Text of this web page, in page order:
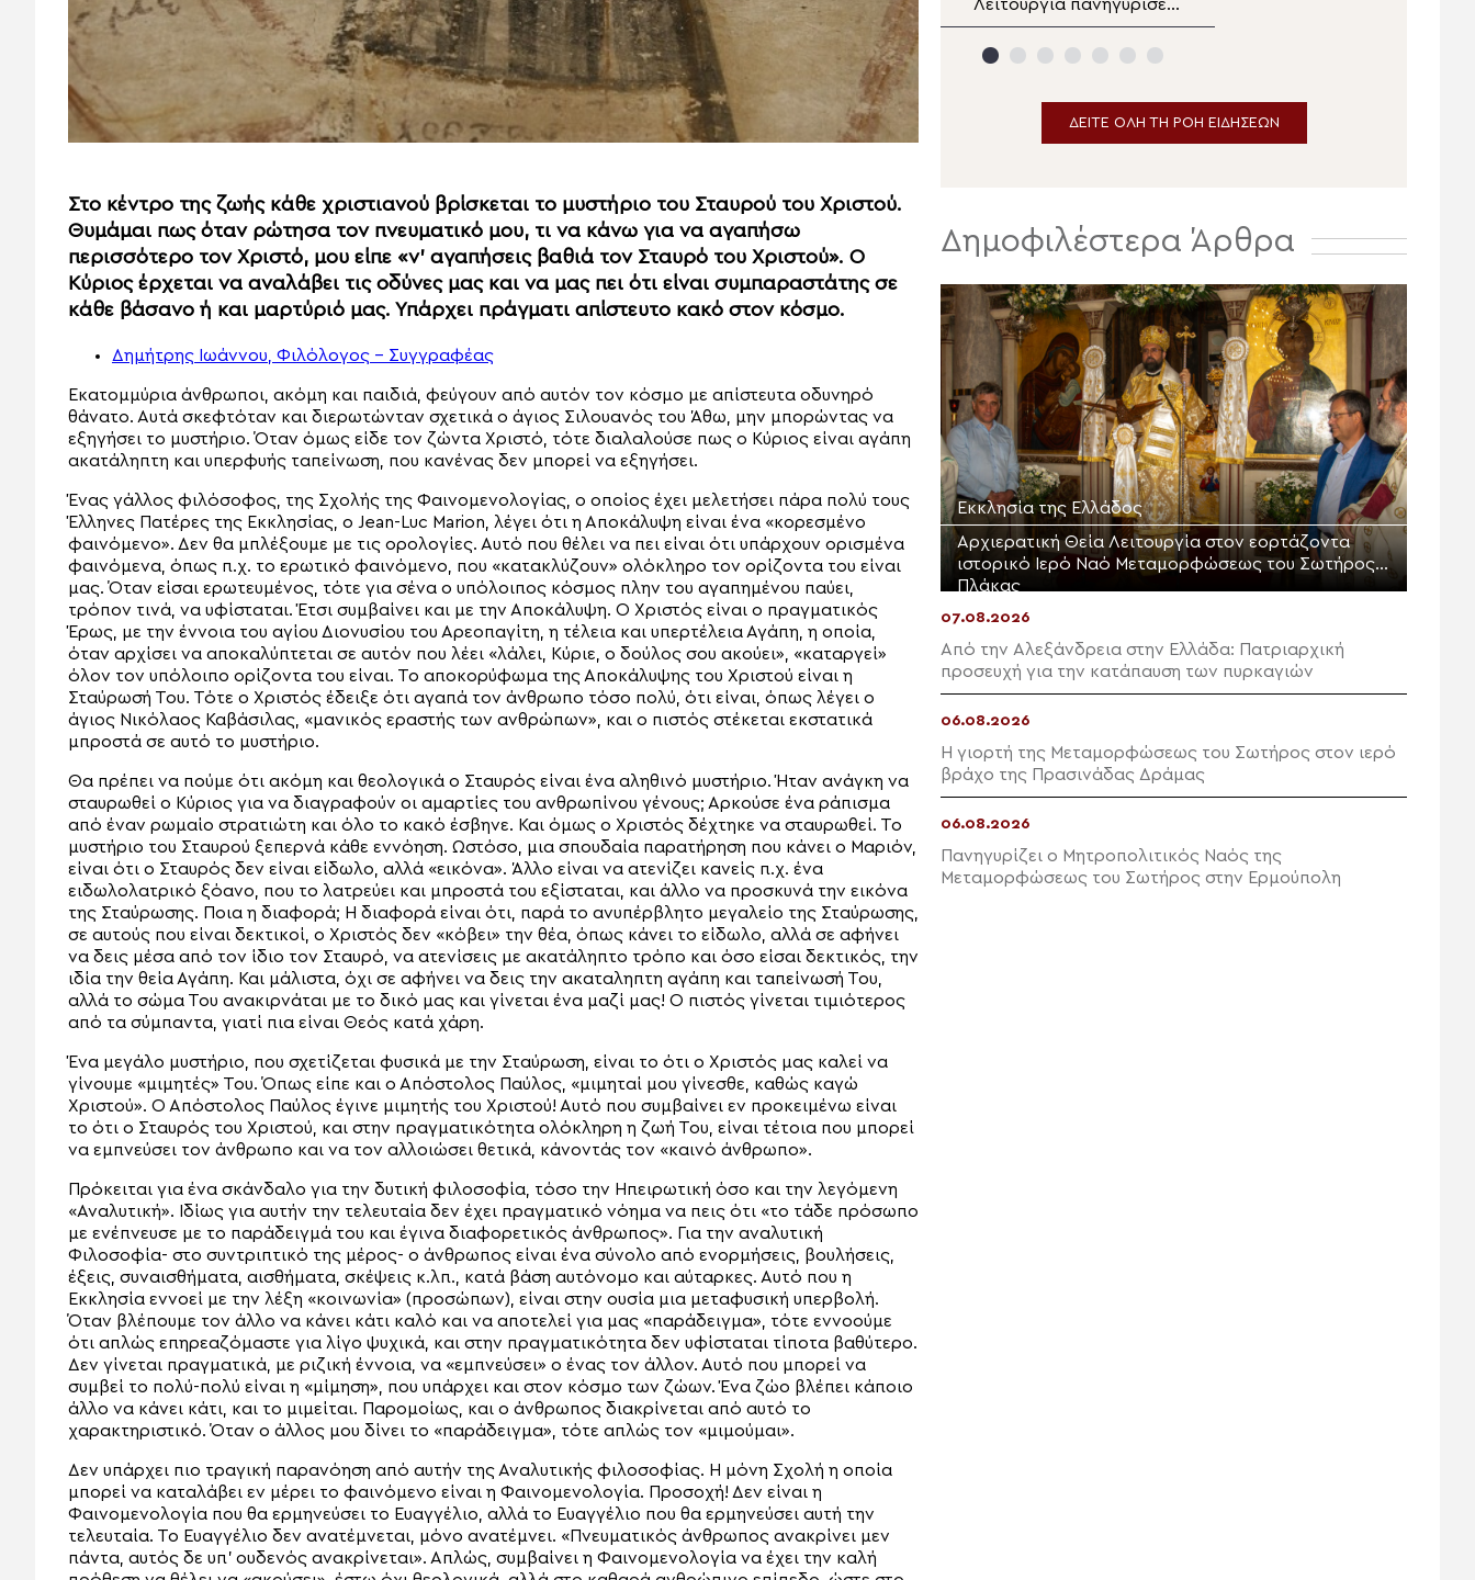
Στο κέντρο της ζωής κάθε χριστιανού βρίσκεται το μυστήριο του Σταυρού του Χριστού.
Θυμάμαι πως όταν ρώτησα τον πνευματικό μου, τι να κάνω για να αγαπήσω
περισσότερο τον Χριστό, μου είπε «ν’ αγαπήσεις βαθιά τον Σταυρό του Χριστού». Ο
Κύριος έρχεται να αναλάβει τις οδύνες μας και να μας πει ότι είναι συμπαραστάτης σε
κάθε βάσανο ή και μαρτύριό μας. Υπάρχει πράγματι απίστευτο κακό στον κόσμο.
Δημήτρης Ιωάννου, Φιλόλογος – Συγγραφέας
Εκατομμύρια άνθρωποι, ακόμη και παιδιά, φεύγουν από αυτόν τον κόσμο με απίστευτα οδυνηρό
θάνατο. Αυτά σκεφτόταν και διερωτώνταν σχετικά ο άγιος Σιλουανός του Άθω, μην μπορώντας να
εξηγήσει το μυστήριο. Όταν όμως είδε τον ζώντα Χριστό, τότε διαλαλούσε πως ο Κύριος είναι αγάπη
ακατάληπτη και υπερφυής ταπείνωση, που κανένας δεν μπορεί να εξηγήσει.
Ένας γάλλος φιλόσοφος, της Σχολής της Φαινομενολογίας, ο οποίος έχει μελετήσει πάρα πολύ τους
Έλληνες Πατέρες της Εκκλησίας, ο Jean-Luc Marion, λέγει ότι η Αποκάλυψη είναι ένα «κορεσμένο
φαινόμενο». Δεν θα μπλέξουμε με τις ορολογίες. Αυτό που θέλει να πει είναι ότι υπάρχουν ορισμένα
φαινόμενα, όπως π.χ. το ερωτικό φαινόμενο, που «κατακλύζουν» ολόκληρο τον ορίζοντα του είναι
μας. Όταν είσαι ερωτευμένος, τότε για σένα ο υπόλοιπος κόσμος πλην του αγαπημένου παύει,
τρόπον τινά, να υφίσταται. Έτσι συμβαίνει και με την Αποκάλυψη. Ο Χριστός είναι ο πραγματικός
Έρως, με την έννοια του αγίου Διονυσίου του Αρεοπαγίτη, η τέλεια και υπερτέλεια Αγάπη, η οποία,
όταν αρχίσει να αποκαλύπτεται σε αυτόν που λέει «λάλει, Κύριε, ο δούλος σου ακούει», «καταργεί»
όλον τον υπόλοιπο ορίζοντα του είναι. Το αποκορύφωμα της Αποκάλυψης του Χριστού είναι η
Σταύρωσή Του. Τότε ο Χριστός έδειξε ότι αγαπά τον άνθρωπο τόσο πολύ, ότι είναι, όπως λέγει ο
άγιος Νικόλαος Καβάσιλας, «μανικός εραστής των ανθρώπων», και ο πιστός στέκεται εκστατικά
μπροστά σε αυτό το μυστήριο.
Θα πρέπει να πούμε ότι ακόμη και θεολογικά ο Σταυρός είναι ένα αληθινό μυστήριο. Ήταν ανάγκη να
σταυρωθεί ο Κύριος για να διαγραφούν οι αμαρτίες του ανθρωπίνου γένους; Αρκούσε ένα ράπισμα
από έναν ρωμαίο στρατιώτη και όλο το κακό έσβηνε. Και όμως ο Χριστός δέχτηκε να σταυρωθεί. Το
μυστήριο του Σταυρού ξεπερνά κάθε εννόηση. Ωστόσο, μια σπουδαία παρατήρηση που κάνει ο Μαριόν,
είναι ότι ο Σταυρός δεν είναι είδωλο, αλλά «εικόνα». Άλλο είναι να ατενίζει κανείς π.χ. ένα
ειδωλολατρικό ξόανο, που το λατρεύει και μπροστά του εξίσταται, και άλλο να προσκυνά την εικόνα
της Σταύρωσης. Ποια η διαφορά; Η διαφορά είναι ότι, παρά το ανυπέρβλητο μεγαλείο της Σταύρωσης,
σε αυτούς που είναι δεκτικοί, ο Χριστός δεν «κόβει» την θέα, όπως κάνει το είδωλο, αλλά σε αφήνει
να δεις μέσα από τον ίδιο τον Σταυρό, να ατενίσεις με ακατάληπτο τρόπο και όσο είσαι δεκτικός, την
ιδία την θεία Αγάπη. Και μάλιστα, όχι σε αφήνει να δεις την ακαταληπτη αγάπη και ταπείνωσή Του,
αλλά το σώμα Του ανακιρνάται με το δικό μας και γίνεται ένα μαζί μας! Ο πιστός γίνεται τιμιότερος
από τα σύμπαντα, γιατί πια είναι Θεός κατά χάρη.
Ένα μεγάλο μυστήριο, που σχετίζεται φυσικά με την Σταύρωση, είναι το ότι ο Χριστός μας καλεί να
γίνουμε «μιμητές» Του. Όπως είπε και ο Απόστολος Παύλος, «μιμηταί μου γίνεσθε, καθώς καγώ
Χριστού». Ο Απόστολος Παύλος έγινε μιμητής του Χριστού! Αυτό που συμβαίνει εν προκειμένω είναι
το ότι ο Σταυρός του Χριστού, και στην πραγματικότητα ολόκληρη η ζωή Του, είναι τέτοια που μπορεί
να εμπνεύσει τον άνθρωπο και να τον αλλοιώσει θετικά, κάνοντάς τον «καινό άνθρωπο».
Πρόκειται για ένα σκάνδαλο για την δυτική φιλοσοφία, τόσο την Ηπειρωτική όσο και την λεγόμενη
«Αναλυτική». Ιδίως για αυτήν την τελευταία δεν έχει πραγματικό νόημα να πεις ότι «το τάδε πρόσωπο
με ενέπνευσε με το παράδειγμά του και έγινα διαφορετικός άνθρωπος». Για την αναλυτική
Φιλοσοφία- στο συντριπτικό της μέρος- ο άνθρωπος είναι ένα σύνολο από ενορμήσεις, βουλήσεις,
έξεις, συναισθήματα, αισθήματα, σκέψεις κ.λπ., κατά βάση αυτόνομο και αύταρκες. Αυτό που η
Εκκλησία εννοεί με την λέξη «κοινωνία» (προσώπων), είναι στην ουσία μια μεταφυσική υπερβολή.
Όταν βλέπουμε τον άλλο να κάνει κάτι καλό και να αποτελεί για μας «παράδειγμα», τότε εννοούμε
ότι απλώς επηρεαζόμαστε για λίγο ψυχικά, και στην πραγματικότητα δεν υφίσταται τίποτα βαθύτερο.
Δεν γίνεται πραγματικά, με ριζική έννοια, να «εμπνεύσει» ο ένας τον άλλον. Αυτό που μπορεί να
συμβεί το πολύ-πολύ είναι η «μίμηση», που υπάρχει και στον κόσμο των ζώων. Ένα ζώο βλέπει κάποιο
άλλο να κάνει κάτι, και το μιμείται. Παρομοίως, και ο άνθρωπος διακρίνεται από αυτό το
χαρακτηριστικό. Όταν ο άλλος μου δίνει το «παράδειγμα», τότε απλώς τον «μιμούμαι».
Δεν υπάρχει πιο τραγική παρανόηση από αυτήν της Αναλυτικής φιλοσοφίας. Η μόνη Σχολή η οποία
μπορεί να καταλάβει εν μέρει το φαινόμενο είναι η Φαινομενολογία. Προσοχή! Δεν είναι η
Φαινομενολογία που θα ερμηνεύσει το Ευαγγέλιο, αλλά το Ευαγγέλιο που θα ερμηνεύσει αυτή την
τελευταία. Το Ευαγγέλιο δεν ανατέμνεται, μόνο ανατέμνει. «Πνευματικός άνθρωπος ανακρίνει μεν
πάντα, αυτός δε υπ’ ουδενός ανακρίνεται». Απλώς, συμβαίνει η Φαινομενολογία να έχει την καλή
Θεσσαλονίκης Φιλόθεος
στην Κατασκήνωση
«ΘΕΟΣΚΕΠΑΣΤΗ»
Λειτουργία πανηγύρισε ο
Ενοριακός Ναός
Μεταμορφώσεως του
ΔΕΙΤΕ ΟΛΗ ΤΗ ΡΟΗ ΕΙΔΗΣΕΩΝ
Δημοφιλέστερα Άρθρα
Εκκλησία της Ελλάδος
Αρχιερατική Θεία Λειτουργία στον εορτάζοντα
ιστορικό Ιερό Ναό Μεταμορφώσεως του Σωτήρος
Πλάκας
07.08.2026
Από την Αλεξάνδρεια στην Ελλάδα: Πατριαρχική
προσευχή για την κατάπαυση των πυρκαγιών
06.08.2026
Η γιορτή της Μεταμορφώσεως του Σωτήρος στον ιερό
βράχο της Πρασινάδας Δράμας
06.08.2026
Πανηγυρίζει ο Μητροπολιτικός Ναός της
Μεταμορφώσεως του Σωτήρος στην Ερμούπολη